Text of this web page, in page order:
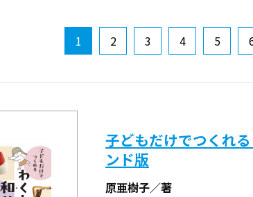
1 2 3 4 5
子どもだけでつくれ
ンド版
原亜樹子／著